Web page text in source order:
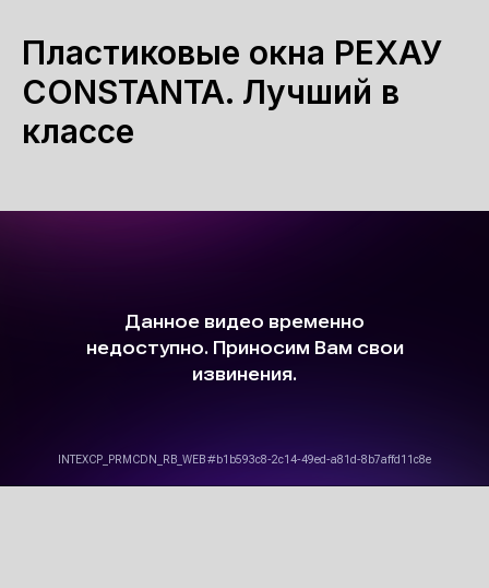
Пластиковые окна РЕХАУ
CONSTANTA. Лучший в
классе